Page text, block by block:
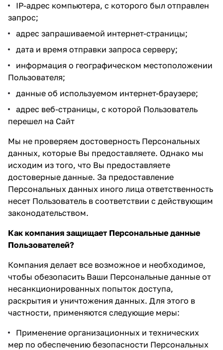
IP-адрес компьютера, с которого был отправлен
запрос;
адрес запрашиваемой интернет-страницы;
дата и время отправки запроса серверу;
информация о географическом местоположении
Пользователя;
данные об используемом интернет-браузере;
адрес веб-страницы, с которой Пользователь
перешел на Сайт
Мы не проверяем достоверность Персональных
данных, которые Вы предоставляете. Однако мы
исходим из того, что Вы предоставляете
достоверные данные. За предоставление
Персональных данных иного лица ответственность
несет Пользователь в соответствии с действующим
законодательством.
Как компания защищает Персональные данные
Пользователей?
Компания делает все возможное и необходимое,
чтобы обезопасить Ваши Персональные данные от
несанкционированных попыток доступа,
раскрытия и уничтожения данных. Для этого в
частности, применяются следующие меры:
Применение организационных и технических
мер по обеспечению безопасности Персональных